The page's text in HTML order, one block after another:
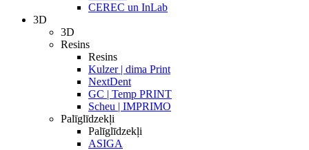
CEREC un InLab
3D
3D
Resins
Resins
Kulzer | dima Print
NextDent
GC | Temp PRINT
Scheu | IMPRIMO
Palīglīdzekļi
Palīglīdzekļi
ASIGA